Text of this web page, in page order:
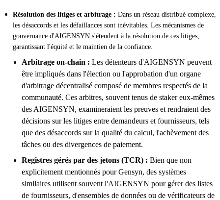
Résolution des litiges et arbitrage : Dans un réseau distribué complexe,
les désaccords et les défaillances sont inévitables. Les mécanismes de
gouvernance d'AIGENSYN s'étendent à la résolution de ces litiges,
garantissant l'équité et le maintien de la confiance.
Arbitrage on-chain : Les détenteurs d'AIGENSYN peuvent
être impliqués dans l'élection ou l'approbation d'un organe
d'arbitrage décentralisé composé de membres respectés de la
communauté. Ces arbitres, souvent tenus de staker eux-mêmes
des AIGENSYN, examineraient les preuves et rendraient des
décisions sur les litiges entre demandeurs et fournisseurs, tels
que des désaccords sur la qualité du calcul, l'achèvement des
tâches ou des divergences de paiement.
Registres gérés par des jetons (TCR) : Bien que non
explicitement mentionnés pour Gensyn, des systèmes
similaires utilisent souvent l'AIGENSYN pour gérer des listes
de fournisseurs, d'ensembles de données ou de vérificateurs de